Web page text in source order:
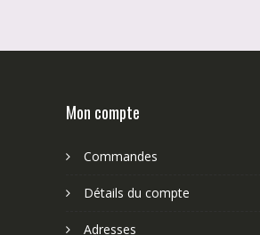
Mon compte
Commandes
Détails du compte
Adresses